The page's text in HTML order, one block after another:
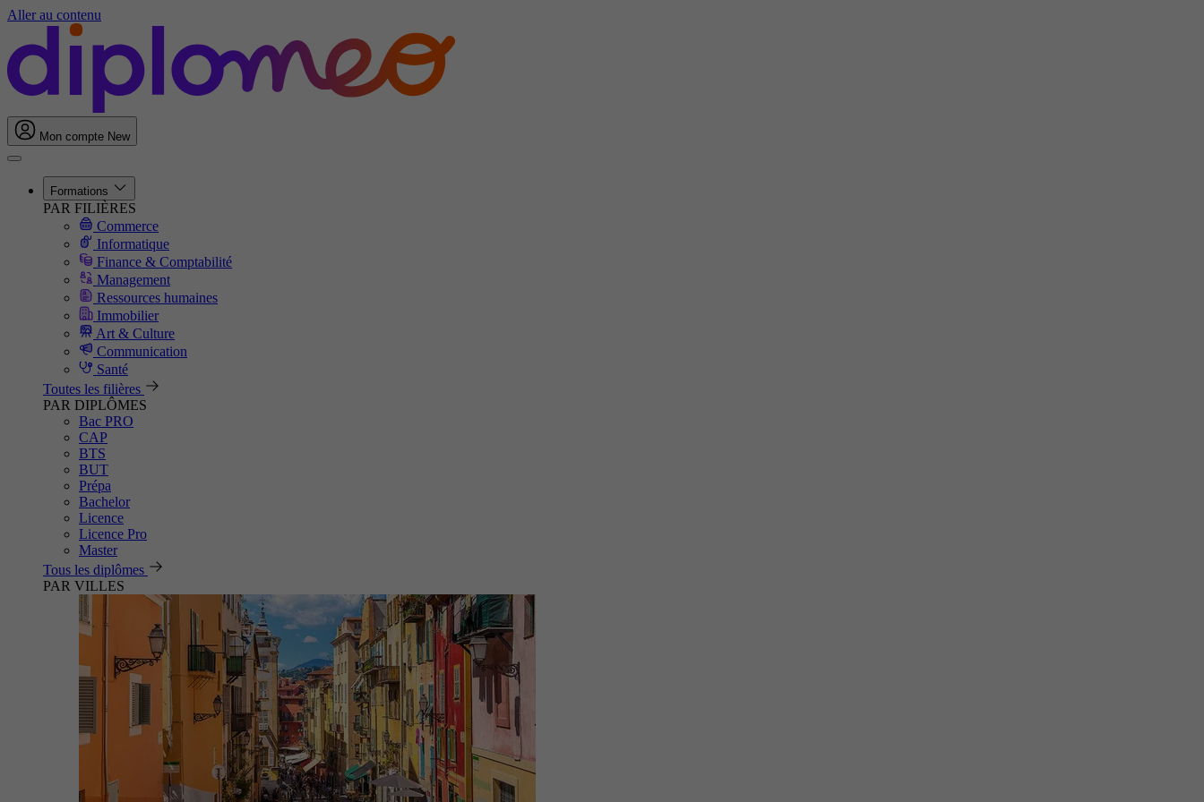
Aller au contenu
Mon compte New
Formations
PAR FILIÈRES
Commerce
Informatique
Finance & Comptabilité
Management
Ressources humaines
Immobilier
Art & Culture
Communication
Santé
Toutes les filières
PAR DIPLÔMES
Bac PRO
CAP
BTS
BUT
Prépa
Bachelor
Licence
Licence Pro
Master
Tous les diplômes
PAR VILLES